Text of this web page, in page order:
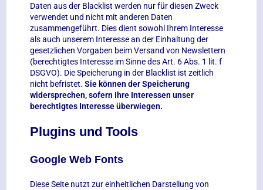
Daten aus der Blacklist werden nur für diesen Zweck
verwendet und nicht mit anderen Daten
zusammengeführt. Dies dient sowohl Ihrem Interesse
als auch unserem Interesse an der Einhaltung der
gesetzlichen Vorgaben beim Versand von Newslettern
(berechtigtes Interesse im Sinne des Art. 6 Abs. 1 lit. f
DSGVO). Die Speicherung in der Blacklist ist zeitlich
nicht befristet.Sie können der Speicherung
widersprechen, sofern Ihre Interessen unser
berechtigtes Interesse überwiegen.
Plugins und Tools
Google Web Fonts
Diese Seite nutzt zur einheitlichen Darstellung von